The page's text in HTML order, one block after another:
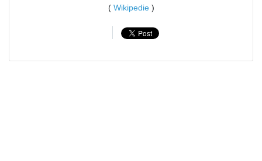
( Wikipedie)